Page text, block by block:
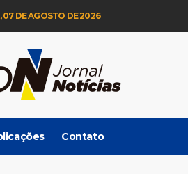
07 DE AGOSTO DE 2026
Contato